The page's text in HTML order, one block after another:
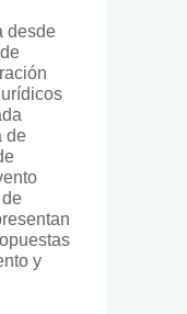
desde
de
y